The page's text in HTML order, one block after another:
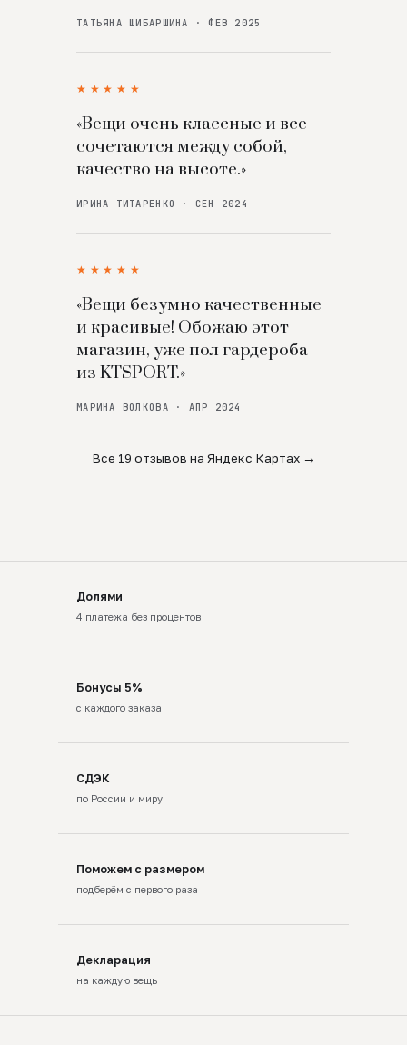
ТАТЬЯНА ШИБАРШИНА · ФЕВ 2025
★★★★★
«Вещи очень классные и все
сочетаются между собой,
качество на высоте.»
ИРИНА ТИТАРЕНКО · СЕН 2024
★★★★★
«Вещи безумно качественные
и красивые! Обожаю этот
магазин, уже пол гардероба
из KTSPORT.»
МАРИНА ВОЛКОВА · АПР 2024
Все 19 отзывов на Яндекс Картах →
Долями
4 платежа без процентов
Бонусы 5%
с каждого заказа
СДЭК
по России и миру
Поможем с размером
подберём с первого раза
Декларация
на каждую вещь